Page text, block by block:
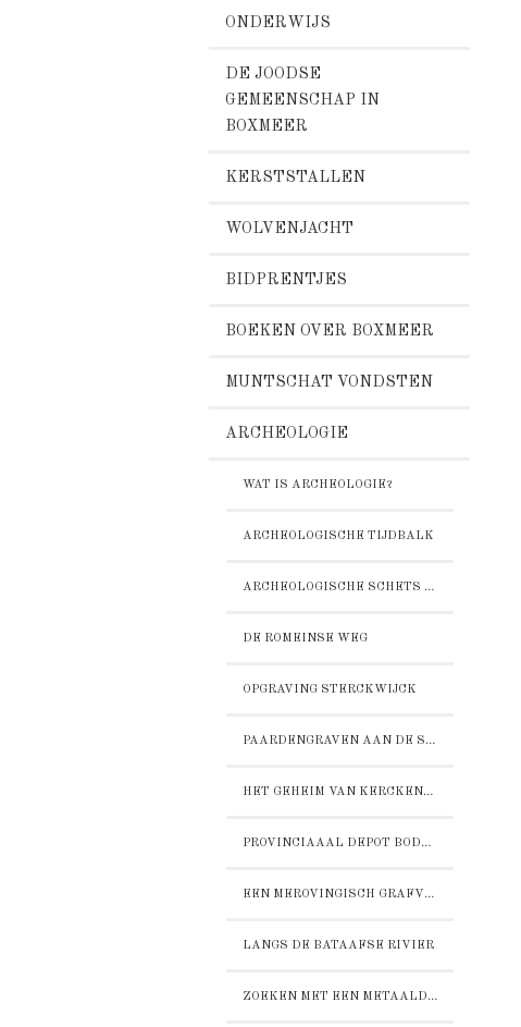
ONDERWIJS
DE JOODSE
GEMEENSCHAP IN
BOXMEER
KERSTSTALLEN
WOLVENJACHT
BIDPRENTJES
BOEKEN OVER BOXMEER
MUNTSCHAT VONDSTEN
ARCHEOLOGIE
WAT IS ARCHEOLOGIE?
ARCHEOLOGISCHE TIJDBALK
ARCHEOLOGISCHE SCHETS VAN BOXMEER
DE ROMEINSE WEG
OPGRAVING STERCKWIJCK
PAARDENGRAVEN AAN DE STEENSTRAAT
HET GEHEIM VAN KERCKENZIGHT
PROVINCIAAAL DEPOT BODEMVONDSTEN DE BOSCH
EEN MEROVINGISCH GRAFVELD OP HET ZAND
LANGS DE BATAAFSE RIVIER
ZOEKEN MET EEN METAALDETECTOR